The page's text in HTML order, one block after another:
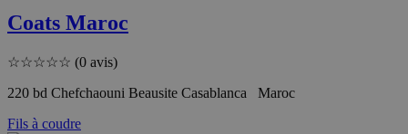
Coats Maroc
☆☆☆☆☆ (0 avis)
220 bd Chefchaouni Beausite Casablanca Maroc
Fils à coudre